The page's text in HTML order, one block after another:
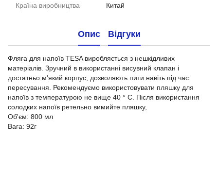
Країна виробництва Китай
Опис Відгуки
Фляга для напоїв TESA виробляється з нешкідливих
матеріалів. Зручний в використанні висувний клапан і
достатньо м'який корпус, дозволяють пити навіть під час
пересування. Рекомендуємо використовувати пляшку для
напоїв з температурою не вище 40 ° С. Після використання
солодких напоїв ретельно вимийте пляшку,
Об'єм: 800 мл
Вага: 92г